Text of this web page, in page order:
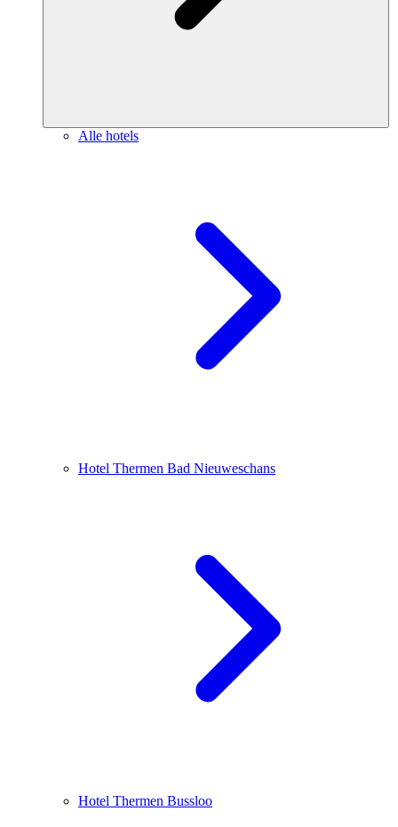
Alle hotels
Hotel Thermen Bad Nieuweschans
Hotel Thermen Bussloo